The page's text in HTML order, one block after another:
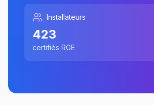
Installateurs
423
certifiés RGE